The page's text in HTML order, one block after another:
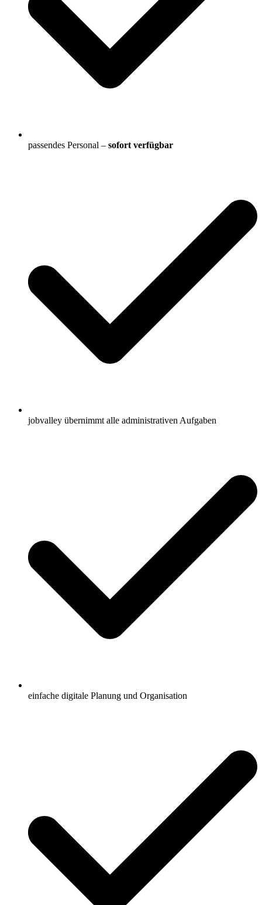
passendes Personal – sofort verfügbar
jobvalley übernimmt alle administrativen Aufgaben
einfache digitale Planung und Organisation